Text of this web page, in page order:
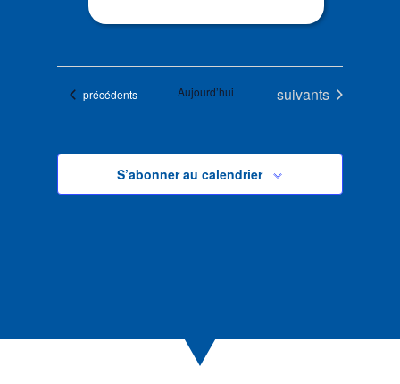
Évènements
précédents Aujourd’hui Évènements
suivants
S’abonner au calendrier